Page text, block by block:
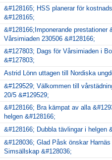
&#128165; HSS planerar för
&#128165;
&#128166;Imponerande prestationer
Vårsimiaden 230506 &#128166;
&#127803; Dags för Vårsimiaden i
&#127803;
Astrid Lönn uttagen till Nordiska
&#129529; Välkommen till
20/5 &#129529;
&#128166; Bra kämpat av alla
helgen &#128166;
&#128166; Dubbla tävlingar i helgen
&#128036; Glad Påsk önskar
Simsällskap &#128036;